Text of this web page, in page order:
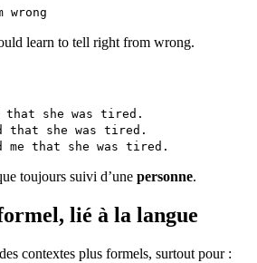
learn to tell right from wrong.
that she was tired.
that she was tired.
me that she was tired.
toujours suivi d’une personne.
lié à la langue
contextes plus formels, surtout pour :